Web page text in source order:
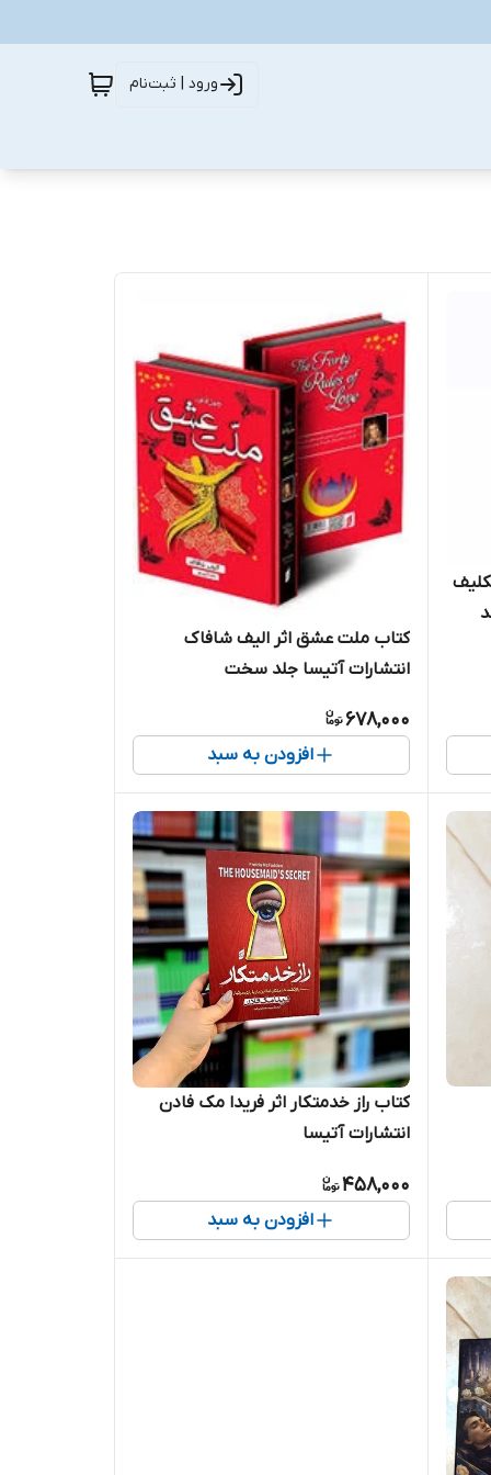
ورود | ثبت‌نام
کتاب ملت عشق اثر الیف شافاک
انتشارات آتیسا جلد سخت
678,000
افزودن به سبد
کتاب راز خدمتکار اثر فریدا مک فادن
انتشارات آتیسا
458,000
افزودن به سبد